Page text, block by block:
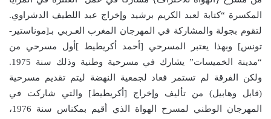
المكسرة “كتابة لعبد الكريم برشيد وإخراج عبد اللطيف الدشراوي.
لتقوم بجولة والمشاركة في المهرجان المغرب العـربي بـ[موناستير-
تونس] وبهذا يعتبر المسرحي [أحمد أكريطيط ]أول مسرحي من
“مدينة الخميسات” يشارك في مسرحية وطنية وذلك سنة 1975.
ولكن الفرقة لم تستمر فعاد لجمعية النهضة ليتم تقديم مسرحية
(قابل وهابيل) من تأليف وإخراج [أكريطيط] والتي شاركت في
المهرجان الوطني لمسرح الهواة الذي أقيم بمكناس سنة 1976،